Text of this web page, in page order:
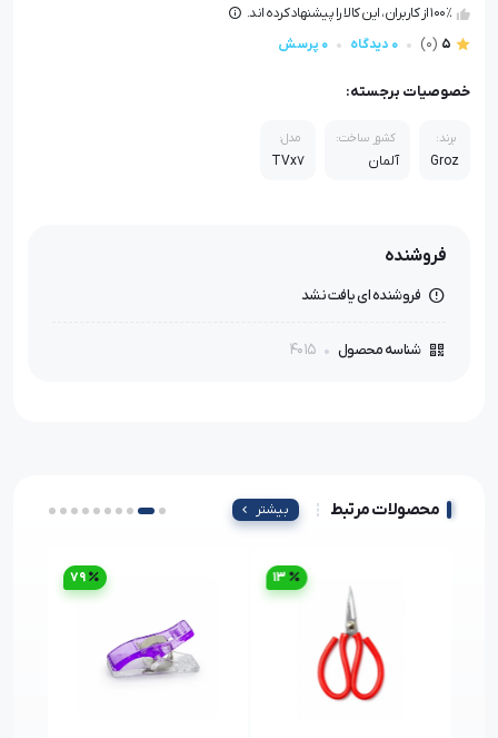
100٪ از کاربران، این کالا را پیشنهاد کرده اند.
5
(0) 0 دیدگاه 0 پرسش
خصوصیات برجسته:
برند:
Groz
کشور ساخت:
آلمان
مدل:
TVx7
فروشنده
فروشنده ای یافت نشد
شناسه محصول 4015
محصولات مرتبط بیشتر
13
79